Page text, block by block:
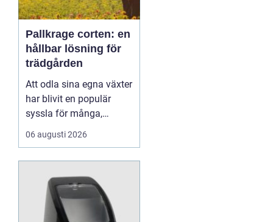
Pallkrage corten: en
hållbar lösning för
trädgården
Att odla sina egna växter
har blivit en populär
syssla för många,
oavsett om det handlar
om att ha en prunkande
balkongträdgård i stan.
En av de mest effektiva
och este...
06 augusti 2026